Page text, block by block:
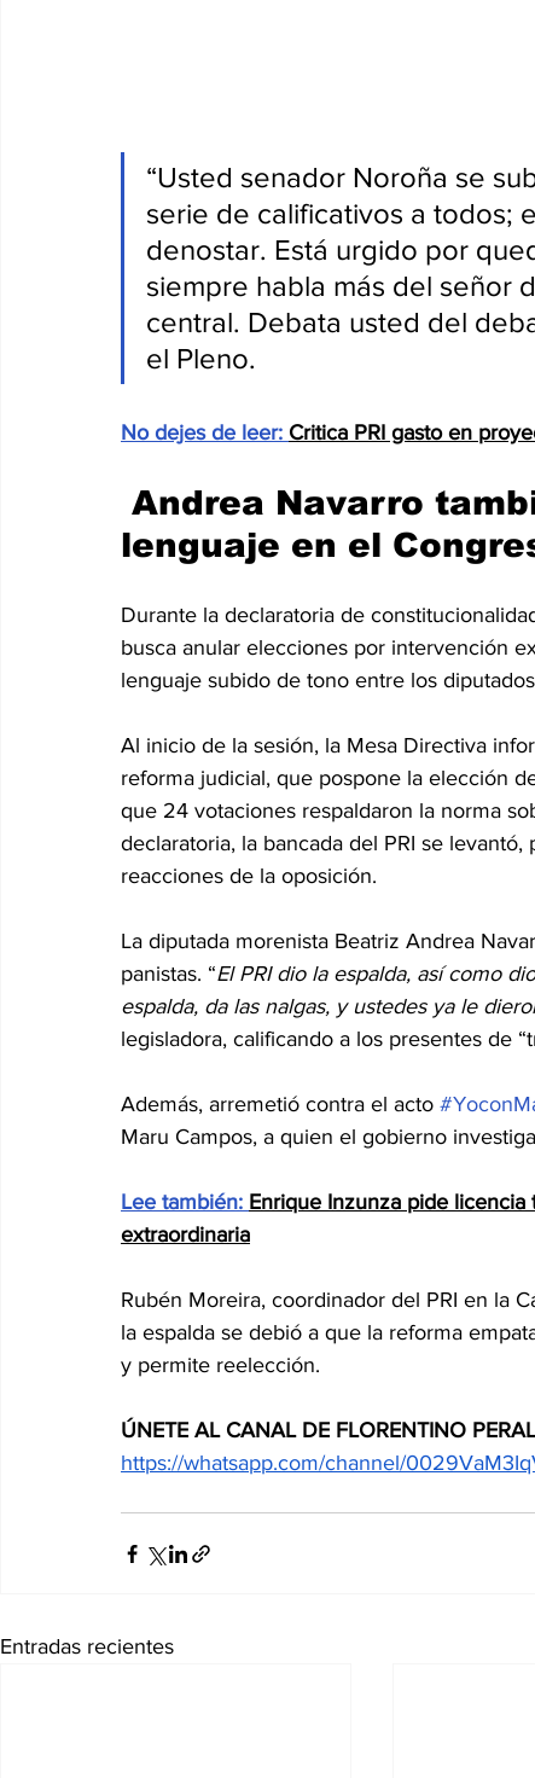
“Usted senador Noroña se
serie de calificativos a todos;
denostar. Está urgido por
siempre habla más del señor
central. Debata usted del
el Pleno.
No dejes de leer: Critica PRI gasto en
Andrea Navarro
lenguaje en el
Durante la declaratoria de
busca anular elecciones por intervención
lenguaje subido de tono entre los
Al inicio de la sesión, la Mesa Directiva
reforma judicial, que pospone la elección
que 24 votaciones respaldaron la norma
declaratoria, la bancada del PRI se
reacciones de la oposición.
La diputada morenista Beatriz Andrea
panistas. “El PRI dio la espalda, así como
espalda, da las nalgas, y ustedes ya le
legisladora, calificando a los presentes de
Además, arremetió contra el acto
Maru Campos, a quien el gobierno
Lee también: Enrique Inzunza pide licencia
extraordinaria
Rubén Moreira, coordinador del PRI en la
la espalda se debió a que la reforma
y permite reelección.
ÚNETE AL CANAL DE FLORENTINO
https://whatsapp.com/channel/
Entradas recientes